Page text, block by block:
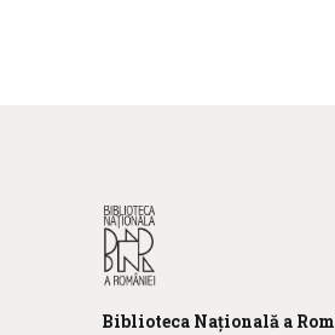
Biblioteca Națională a R